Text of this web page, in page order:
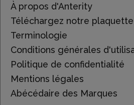
À propos d'Anterity
Téléchargez notre plaquette
Terminologie
Conditions générales
Politique de confidentialité
Mentions légales
Abécédaire des Marques